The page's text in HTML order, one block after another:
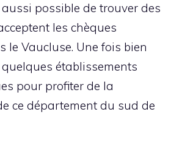
possible de trouver des
les chèques
le Vaucluse. Une fois bien
établissements
pour profiter de la
ce département du sud de